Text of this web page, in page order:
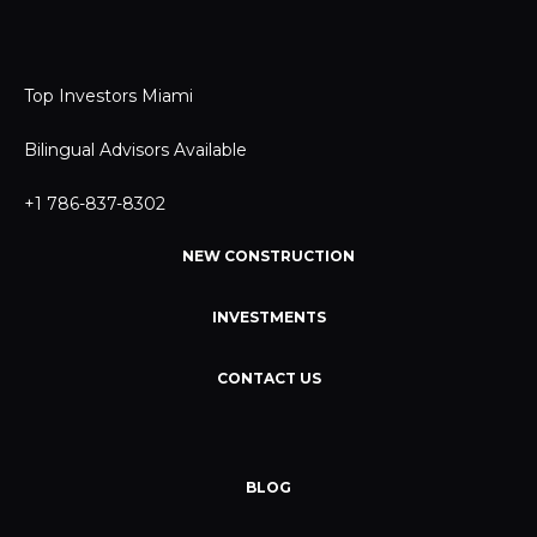
Top Investors Miami
Bilingual Advisors Available
+1 786-837-8302
NEW CONSTRUCTION
INVESTMENTS
CONTACT US
BLOG